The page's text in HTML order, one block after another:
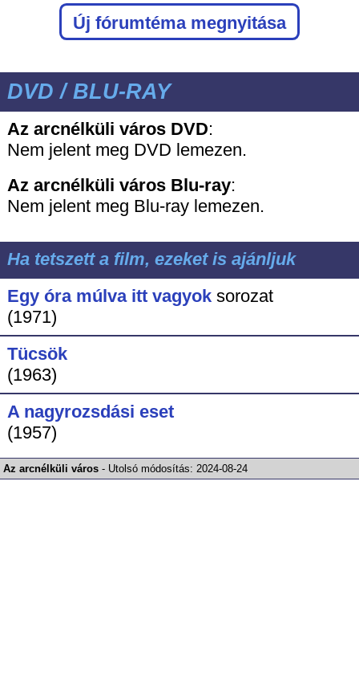
Új fórumtéma megnyitása
DVD / BLU-RAY
Az arcnélküli város DVD:
Nem jelent meg DVD lemezen.
Az arcnélküli város Blu-ray:
Nem jelent meg Blu-ray lemezen.
Ha tetszett a film, ezeket is ajánljuk
Egy óra múlva itt vagyoksorozat
(1971)
Tücsök
(1963)
A nagyrozsdási eset
(1957)
Az arcnélküli város - Utolsó módosítás:2024-08-24